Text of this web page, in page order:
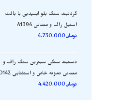
گردنبند سنگ بلو ابسیدین با بافت
استیل راف و معدنی A1394
تومان4.730.000
دستبند سنگی سیترین سنگ راف و
معدنی نمونه خاص و استثنایی D142
تومان4.420.000